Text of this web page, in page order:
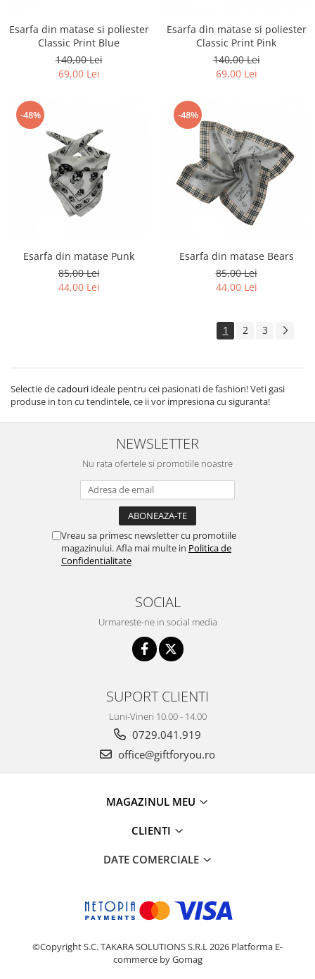
Esarfa din matase si poliester
Classic Print Blue
140,00 Lei
69,00 Lei
Esarfa din matase si poliester
Classic Print Pink
140,00 Lei
69,00 Lei
-48%
Esarfa din matase Punk
85,00 Lei
44,00 Lei
-48%
Esarfa din matase Bears
85,00 Lei
44,00 Lei
1 2 3
Selectie decadouri ideale pentru cei pasionati de fashion! Veti gasi
produse in ton cu tendintele, ce ii vor impresiona cu siguranta!
NEWSLETTER
Nu rata ofertele si promotiile noastre
Vreau sa primesc newsletter cu promotiile
magazinului. Afla mai multe in Politica de
Confidentialitate
SOCIAL
Urmareste-ne in social media
SUPORT CLIENTI
Luni-Vineri 10.00 - 14.00
0729.041.919
office@giftforyou.ro
MAGAZINUL MEU
CLIENTI
DATE COMERCIALE
©Copyright S.C. TAKARA SOLUTIONS S.R.L 2026 Platforma E-
commerce by Gomag